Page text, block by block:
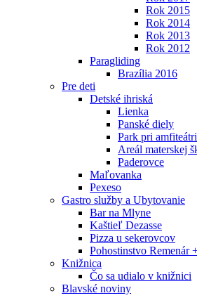
Rok 2015
Rok 2014
Rok 2013
Rok 2012
Paragliding
Brazília 2016
Pre deti
Detské ihriská
Lienka
Panské diely
Park pri amfiteátri
Areál materskej
Paderovce
Maľovanka
Pexeso
Gastro služby a Ubytovanie
Bar na Mlyne
Kaštieľ Dezasse
Pizza u sekerovcov
Pohostinstvo Remenár
Knižnica
Čo sa udialo v knižnici
Blavské noviny